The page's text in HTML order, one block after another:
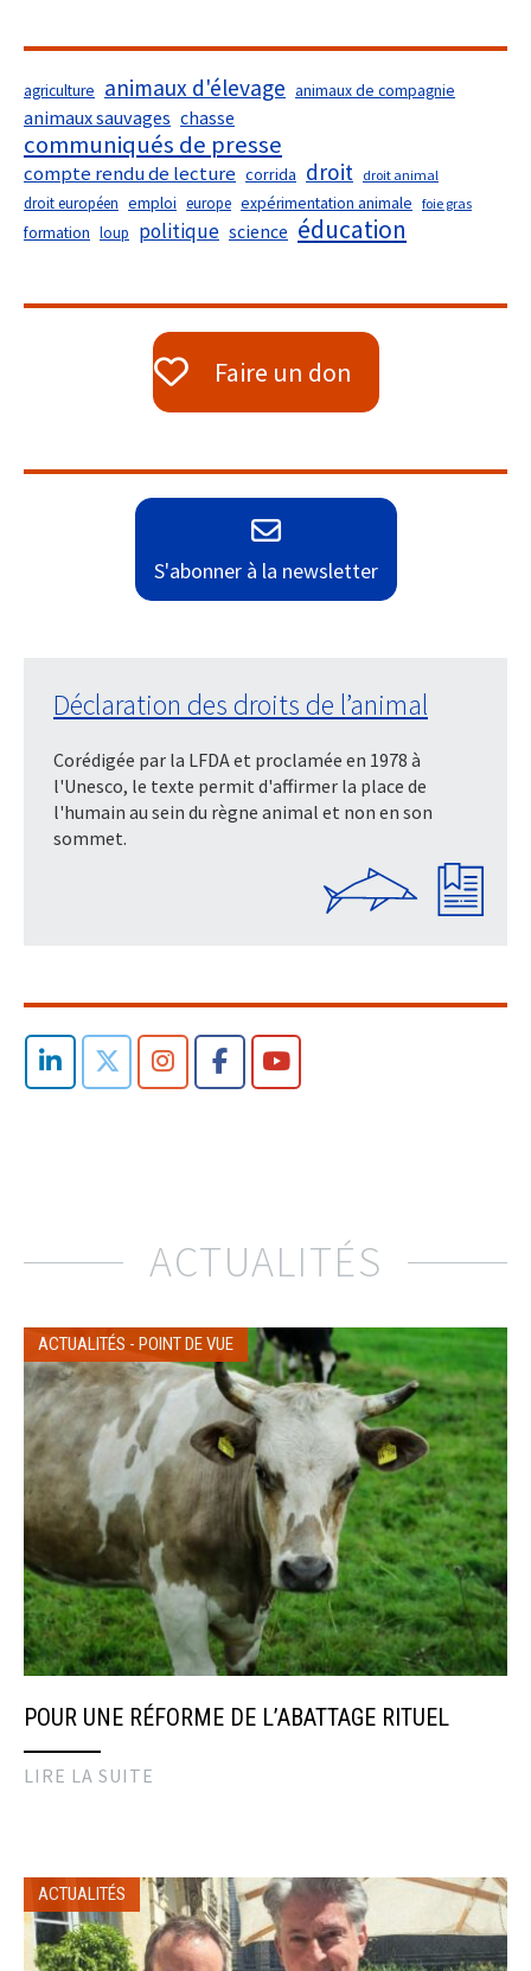
agriculture animaux d'élevage animaux de compagnie
animaux sauvages chasse
communiqués de presse
compte rendu de lecture corrida droit droit animal
droit européen emploi europe expérimentation animale foie gras
formation loup politique science éducation
Faire un don
S'abonner à la newsletter
Déclaration des droits de l’animal
Corédigée par la LFDA et proclamée en 1978 à
l'Unesco, le texte permit d'affirmer la place de
l'humain au sein du règne animal et non en son
sommet.
ACTUALITÉS
ACTUALITÉS - POINT DE VUE
POUR UNE RÉFORME DE L’ABATTAGE RITUEL
LIRE LA SUITE
ACTUALITÉS